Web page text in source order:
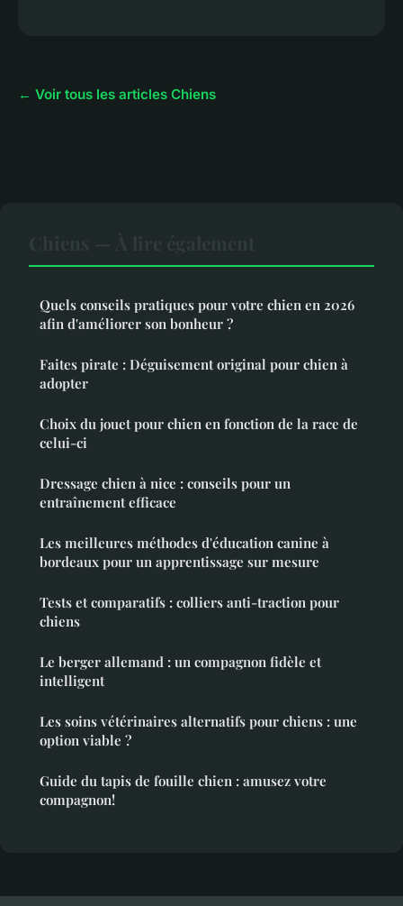
← Voir tous les articles Chiens
Quels conseils pratiques pour votre chien en 2026
afin d'améliorer son bonheur ?
Faites pirate : Déguisement original pour chien à
adopter
Choix du jouet pour chien en fonction de la race de
celui-ci
Dressage chien à nice : conseils pour un
entraînement efficace
Les meilleures méthodes d'éducation canine à
bordeaux pour un apprentissage sur mesure
Tests et comparatifs : colliers anti-traction pour
chiens
Le berger allemand : un compagnon fidèle et
intelligent
Les soins vétérinaires alternatifs pour chiens : une
option viable ?
Guide du tapis de fouille chien : amusez votre
compagnon!